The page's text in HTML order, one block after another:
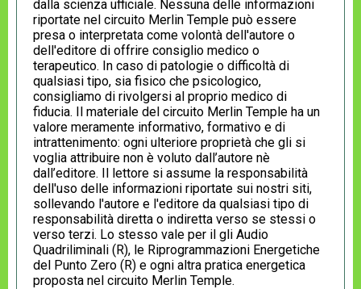
dalla scienza ufficiale. Nessuna delle informazioni
riportate nel circuito Merlin Temple può essere
presa o interpretata come volontà dell'autore o
dell'editore di offrire consiglio medico o
terapeutico. In caso di patologie o difficoltà di
qualsiasi tipo, sia fisico che psicologico,
consigliamo di rivolgersi al proprio medico di
fiducia. Il materiale del circuito Merlin Temple ha un
valore meramente informativo, formativo e di
intrattenimento: ogni ulteriore proprietà che gli si
voglia attribuire non è voluto dall’autore nè
dall’editore. Il lettore si assume la responsabilità
dell'uso delle informazioni riportate sui nostri siti,
sollevando l'autore e l'editore da qualsiasi tipo di
responsabilità diretta o indiretta verso se stessi o
verso terzi. Lo stesso vale per il gli Audio
Quadriliminali (R), le Riprogrammazioni Energetiche
del Punto Zero (R) e ogni altra pratica energetica
proposta nel circuito Merlin Temple.